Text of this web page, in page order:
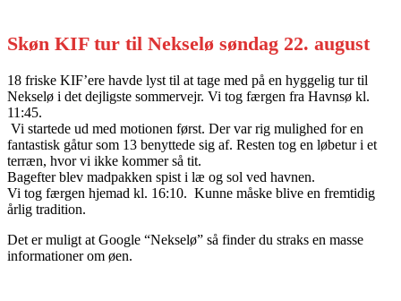
Skøn KIF tur til Nekselø søndag 22. august
18 friske KIF’ere havde lyst til at tage med på en hyggelig tur til
Nekselø i det dejligste sommervejr. Vi tog færgen fra Havnsø kl.
11:45.
Vi startede ud med motionen først. Der var rig mulighed for en
fantastisk gåtur som 13 benyttede sig af. Resten tog en løbetur i et
terræn, hvor vi ikke kommer så tit.
Bagefter blev madpakken spist i læ og sol ved havnen.
Vi tog færgen hjemad kl. 16:10. Kunne måske blive en fremtidig
årlig tradition.
Det er muligt at Google “Nekselø” så finder du straks en masse
informationer om øen.